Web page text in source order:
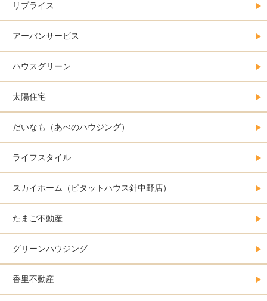
リプライス
アーバンサービス
ハウスグリーン
太陽住宅
だいなも（あべのハウジング）
ライフスタイル
スカイホーム（ピタットハウス針中野店）
たまご不動産
グリーンハウジング
香里不動産